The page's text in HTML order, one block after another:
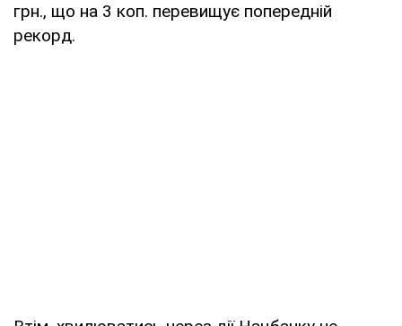
грн., що на 3 коп. перевищує попередній
рекорд.